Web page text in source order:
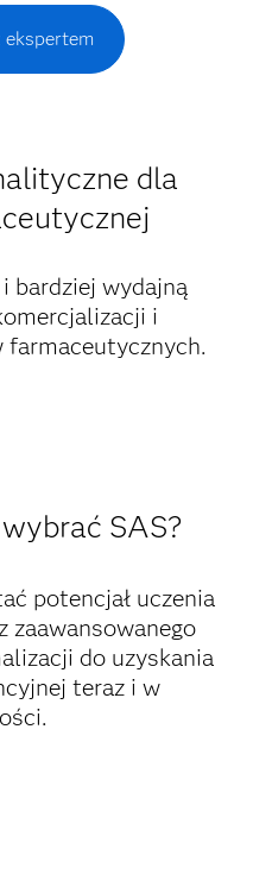
ekspertem
dla
bardziej wydajną
i
SAS?
potencjał uczenia
zaawansowanego
do uzyskania
teraz i w